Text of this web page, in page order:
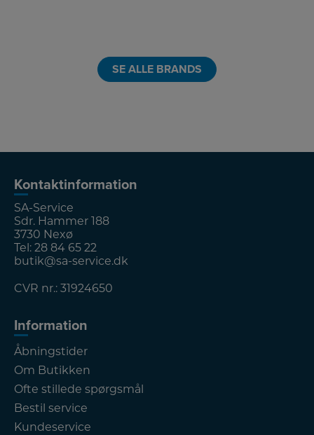
LINK
SE ALLE BRANDS
Kontaktinformation
SA-Service
Sdr. Hammer 188
3730 Nexø
Tel: 28 84 65 22
butik@sa-service.dk
CVR nr.: 31924650
Information
Åbningstider
Om Butikken
Ofte stillede spørgsmål
Bestil service
Kundeservice